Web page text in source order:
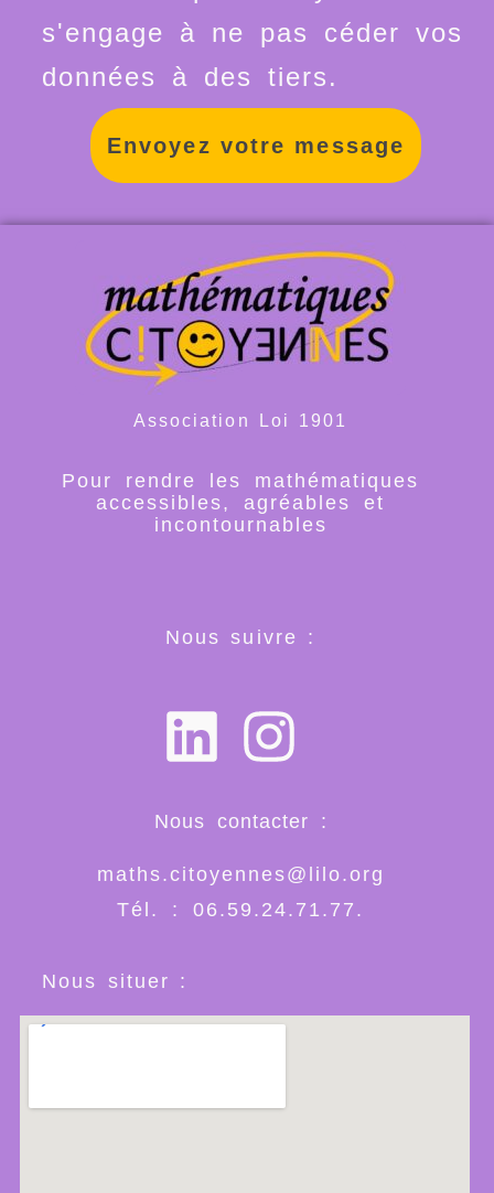
s'engage à ne pas céder vos
données à des tiers.
Envoyez votre message
Association Loi 1901
Pour rendre les mathématiques
accessibles, agréables et
incontournables
Nous suivre :
Nous contacter :
maths.citoyennes@lilo.org
Tél. : 06.59.24.71.77.
Nous situer :